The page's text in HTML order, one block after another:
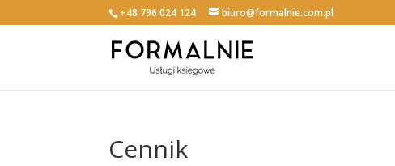
+48 796 024 124 biuro@formalnie.com.pl
Cennik